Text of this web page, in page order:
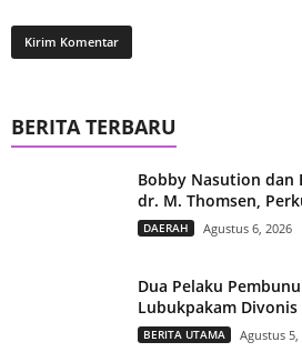
BERITA TERBARU
Bobby Nasution dan
dr. M. Thomsen,
DAERAH Agustus 6, 2026
Dua Pelaku
Lubukpakam
BERITA UTAMA Agustus 5,